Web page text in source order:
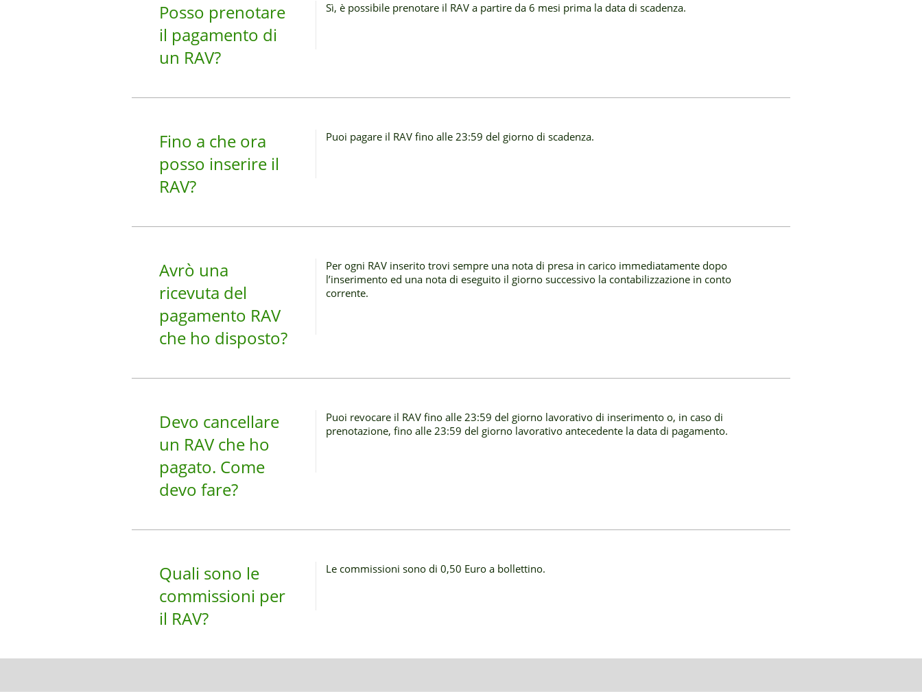
Posso prenotare
il pagamento di
un RAV?
Sì, è possibile prenotare il RAV a partire da 6 mesi prima la data di scadenza.
Fino a che ora
posso inserire il
RAV?
Puoi pagare il RAV fino alle 23:59 del giorno di scadenza.
Avrò una
ricevuta del
pagamento RAV
che ho disposto?
Per ogni RAV inserito trovi sempre una nota di presa in carico immediatamente dopo
l’inserimento ed una nota di eseguito il giorno successivo la contabilizzazione in conto
corrente.
Devo cancellare
un RAV che ho
pagato. Come
devo fare?
Puoi revocare il RAV fino alle 23:59 del giorno lavorativo di inserimento o, in caso di
prenotazione, fino alle 23:59 del giorno lavorativo antecedente la data di pagamento.
Quali sono le
commissioni per
il RAV?
Le commissioni sono di 0,50 Euro a bollettino.